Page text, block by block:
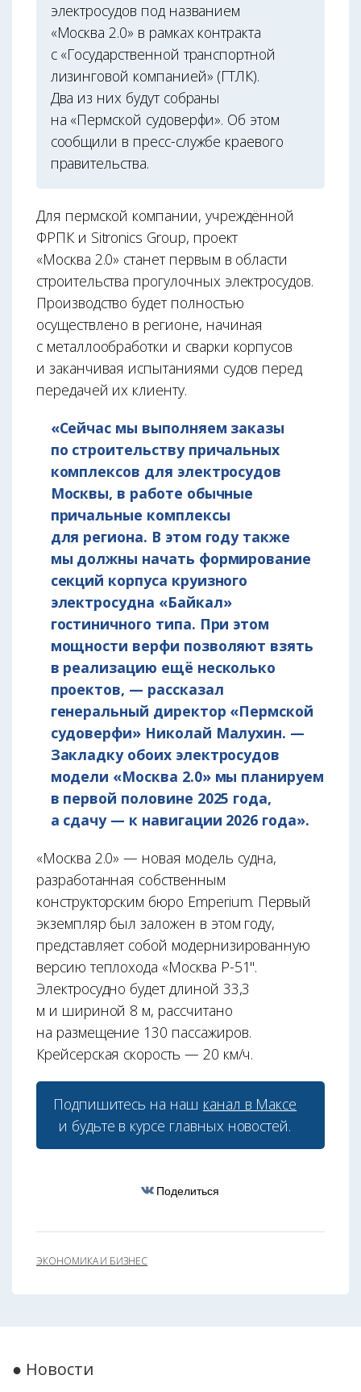
электросудов под названием
«Москва 2.0» в рамках контракта
с «Государственной транспортной
лизинговой компанией» (ГТЛК).
Два из них будут собраны
на «Пермской судоверфи». Об этом
сообщили в пресс-службе краевого
правительства.
Для пермской компании, учреждённой
ФРПК и Sitronics Group, проект
«Москва 2.0» станет первым в области
строительства прогулочных электросудов.
Производство будет полностью
осуществлено в регионе, начиная
с металлообработки и сварки корпусов
и заканчивая испытаниями судов перед
передачей их клиенту.
«Сейчас мы выполняем заказы
по строительству причальных
комплексов для электросудов
Москвы, в работе обычные
причальные комплексы
для региона. В этом году также
мы должны начать формирование
секций корпуса круизного
электросудна «Байкал»
гостиничного типа. При этом
мощности верфи позволяют взять
в реализацию ещё несколько
проектов, — рассказал
генеральный директор «Пермской
судоверфи» Николай Малухин. —
Закладку обоих электросудов
модели «Москва 2.0» мы планируем
в первой половине 2025 года,
а сдачу — к навигации 2026 года».
«Москва 2.0» — новая модель судна,
разработанная собственным
конструкторским бюро Emperium. Первый
экземпляр был заложен в этом году,
представляет собой модернизированную
версию теплохода «Москва Р-51".
Электросудно будет длиной 33,3
м и шириной 8 м, рассчитано
на размещение 130 пассажиров.
Крейсерская скорость — 20 км/ч.
Подпишитесь на наш канал в Максе
и будьте в курсе главных новостей.
Поделиться
ЭКОНОМИКА И БИЗНЕС
● Новости